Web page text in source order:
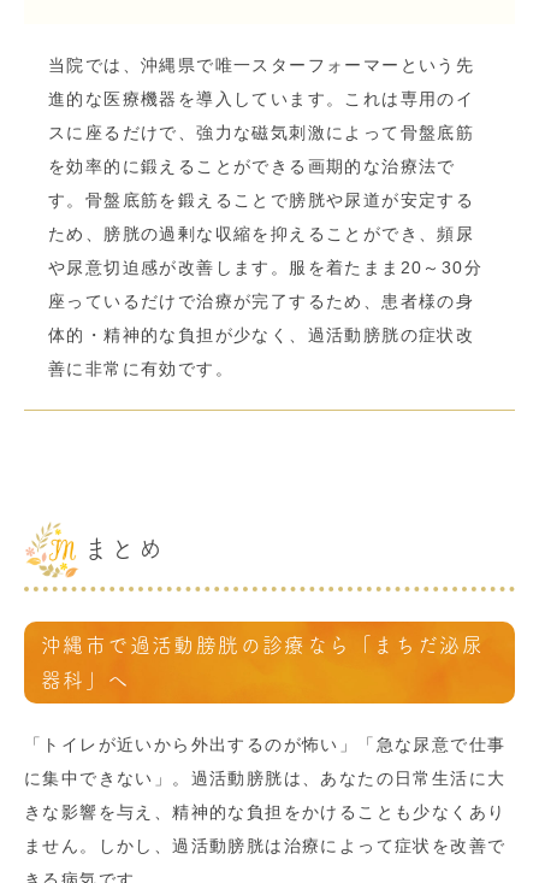
当院では、沖縄県で唯一スターフォーマーという先
進的な医療機器を導入しています。これは専用のイ
スに座るだけで、強力な磁気刺激によって骨盤底筋
を効率的に鍛えることができる画期的な治療法で
す。骨盤底筋を鍛えることで膀胱や尿道が安定する
ため、膀胱の過剰な収縮を抑えることができ、頻尿
や尿意切迫感が改善します。服を着たまま20～30分
座っているだけで治療が完了するため、患者様の身
体的・精神的な負担が少なく、過活動膀胱の症状改
善に非常に有効です。
まとめ
沖縄市で過活動膀胱の診療なら「まちだ泌尿
器科」へ
「トイレが近いから外出するのが怖い」「急な尿意で仕事
に集中できない」。過活動膀胱は、あなたの日常生活に大
きな影響を与え、精神的な負担をかけることも少なくあり
ません。しかし、過活動膀胱は治療によって症状を改善で